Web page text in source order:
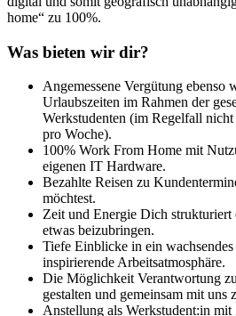
home“ zu 100%.
Was bieten wir dir?
Angemessene Vergütung ebenso
Urlaubszeiten im Rahmen der
Werkstudenten (im Regelfall
pro Woche).
100% Work From Home mit
eigenen IT Hardware.
Bezahlte Reisen zu
möchtest.
Zeit und Energie Dich
etwas beizubringen.
Tiefe Einblicke in ein
inspirierende Arbeitsatmosphäre.
Die Möglichkeit Verantwortung
gestalten und gemeinsam mit uns
Anstellung als Werkstudent:in